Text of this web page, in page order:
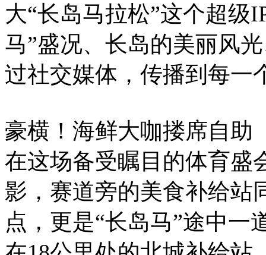
大“长岛马拉松”这个超级
马”盛况、长岛的美丽风
过社交媒体，传播到每一
豪横！海鲜大咖搂席自助
在这场备受瞩目的体育盛
影，赛道旁的美食补给站
点，更是“长岛马”途中一